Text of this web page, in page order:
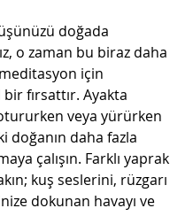
doğada
o zaman bu biraz daha
için
fırsattır. Ayakta
veya yürürken
doğanın daha fazla
çalışın. Farklı yaprak
kuş seslerini, rüzgarı
dokunan havayı ve